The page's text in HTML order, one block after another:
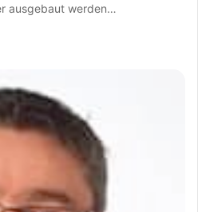
ausgebaut werden…